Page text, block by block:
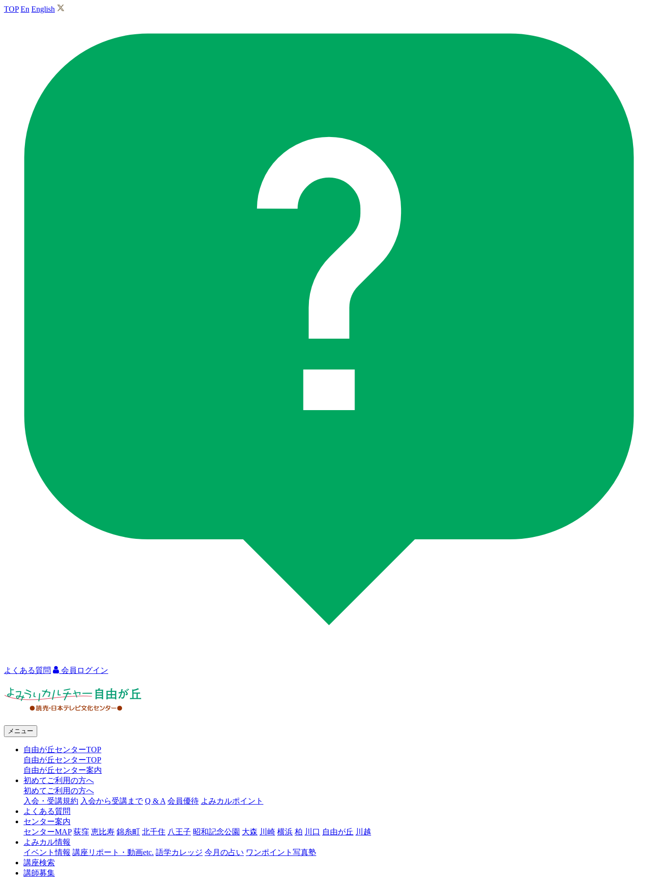
TOP En English
よくある質問 会員ログイン
ャ
自
由
メニュー
自由が丘センターTOP
自由が丘センターTOP
自由が丘センター案内
初めてご利用の方へ
初めてご利用の方へ
入会・受講規約 入会から受講まで Q & A 会員優待 よみカルポイント
よくある質問
センター案内
センターMAP 荻窪 恵比寿 錦糸町 北千住 八王子 昭和記念公園 大森 川崎 横浜 柏 川口 自由が丘 川越
よみカル情報
イベント情報 講座リポート・動画etc. 語学カレッジ 今月の占い ワンポイント写真塾
講座検索
講師募集